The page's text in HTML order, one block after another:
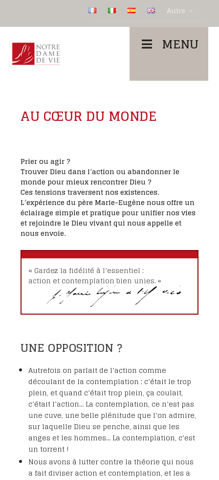
Autre
MENU
AU CŒUR DU MONDE
Prier ou agir ?
Trouver Dieu dans l’action ou abandonner le
monde pour mieux rencontrer Dieu ?
Ces tensions traversent nos existences.
L’expérience du père Marie-Eugène nous offre un
éclairage simple et pratique pour unifier nos vies
et rejoindre le Dieu vivant qui nous appelle et
nous envoie.
« Gardez la fidélité à l’essentiel :
action et contemplation bien unies. »
UNE OPPOSITION ?
Autrefois on parlait de l’action comme
découlant de la contemplation : c’était le trop
plein, et quand c’était trop plein, ça coulait,
c’était l’action… La contemplation, ce n’est pas
une cuve, une belle plénitude que l’on admire,
sur laquelle Dieu se penche, ainsi que les
anges et les hommes… La contemplation, c’est
un torrent !
Nous avons à lutter contre la théorie qui nous
a fait diviser action et contemplation, et les a